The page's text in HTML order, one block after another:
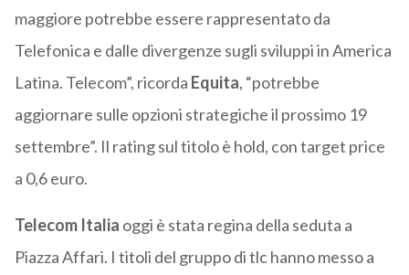
maggiore potrebbe essere rappresentato da
Telefonica e dalle divergenze sugli sviluppi in America
Latina. Telecom”, ricorda Equita, “potrebbe
aggiornare sulle opzioni strategiche il prossimo 19
settembre”. Il rating sul titolo è hold, con target price
a 0,6 euro.
Telecom Italia oggi è stata regina della seduta a
Piazza Affari. I titoli del gruppo di tlc hanno messo a